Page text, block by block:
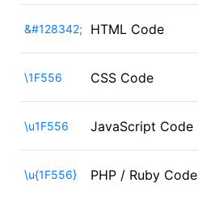
&#128342; HTML Code
\1F556 CSS Code
\u1F556 JavaScript Code
\u{1F556} PHP / Ruby Code